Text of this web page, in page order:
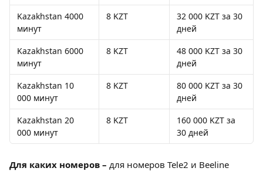
Kazakhstan 4000
минут
8 KZT
32 000 KZT за 30
дней
Kazakhstan 6000
минут
8 KZT
48 000 KZT за 30
дней
Kazakhstan 10
000 минут
8 KZT
80 000 KZT за 30
дней
Kazakhstan 20
000 минут
8 KZT
160 000 KZT за
30 дней
Для каких номеров – для номеров Tele2 и Beeline